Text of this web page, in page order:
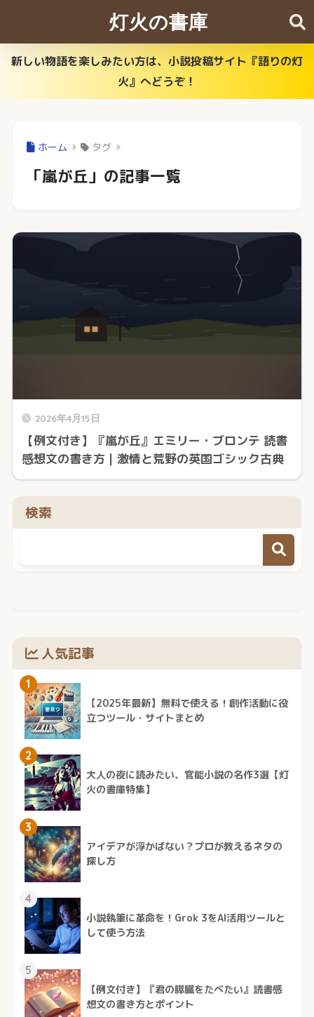
灯火の書庫
新しい物語を楽しみたい方は、小説投稿サイト『語りの灯
火』へどうぞ！
ホーム タグ
「嵐が丘」の記事一覧
2026年4月15日
【例文付き】『嵐が丘』エミリー・ブロンテ 読書
感想文の書き方｜激情と荒野の英国ゴシック古典
検索
人気記事
1
【2025年最新】無料で使える！創作活動に役
立つツール・サイトまとめ
2
大人の夜に読みたい、官能小説の名作3選【灯
火の書庫特集】
3
アイデアが浮かばない？プロが教えるネタの
探し方
4
小説執筆に革命を！Grok 3をAI活用ツールと
して使う方法
5
【例文付き】『君の膵臓をたべたい』読書感
想文の書き方とポイント